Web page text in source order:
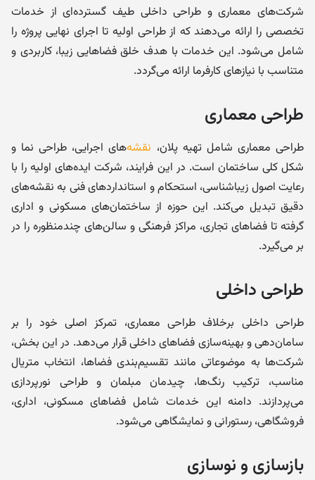
شرکت‌های معماری و طراحی داخلی طیف گسترده‌ای از خدمات
تخصصی را ارائه می‌دهند که از طراحی اولیه تا اجرای نهایی پروژه را
شامل می‌شود. این خدمات با هدف خلق فضاهایی زیبا، کاربردی و
متناسب با نیازهای کارفرما ارائه می‌گردد.
طراحی معماری
طراحی معماری شامل تهیه پلان، نقشه‌های اجرایی، طراحی نما و
شکل کلی ساختمان است. در این فرایند، شرکت ایده‌های اولیه را با
رعایت اصول زیباشناسی، استحکام و استانداردهای فنی به نقشه‌های
دقیق تبدیل می‌کند. این حوزه از ساختمان‌های مسکونی و اداری
گرفته تا فضاهای تجاری، مراکز فرهنگی و سالن‌های چندمنظوره را در
بر می‌گیرد.
طراحی داخلی
طراحی داخلی برخلاف طراحی معماری، تمرکز اصلی خود را بر
سامان‌دهی و بهینه‌سازی فضاهای داخلی قرار می‌دهد. در این بخش،
شرکت‌ها به موضوعاتی مانند تقسیم‌بندی فضاها، انتخاب متریال
مناسب، ترکیب رنگ‌ها، چیدمان مبلمان و طراحی نورپردازی
می‌پردازند. دامنه این خدمات شامل فضاهای مسکونی، اداری،
فروشگاهی، رستورانی و نمایشگاهی می‌شود.
بازسازی و نوسازی